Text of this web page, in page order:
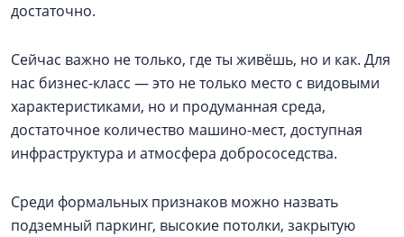
достаточно.
Сейчас важно не только, где ты живёшь, но и как. Для
нас бизнес-класс — это не только место с видовыми
характеристиками, но и продуманная среда,
достаточное количество машино-мест, доступная
инфраструктура и атмосфера добрососедства.
Среди формальных признаков можно назвать
подземный паркинг, высокие потолки, закрытую